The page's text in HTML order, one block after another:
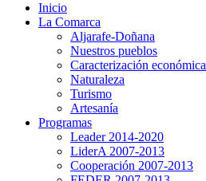
Inicio
La Comarca
Aljarafe-Doñana
Nuestros pueblos
Caracterización económica
Naturaleza
Turismo
Artesanía
Programas
Leader 2014-2020
LiderA 2007-2013
Cooperación 2007-2013